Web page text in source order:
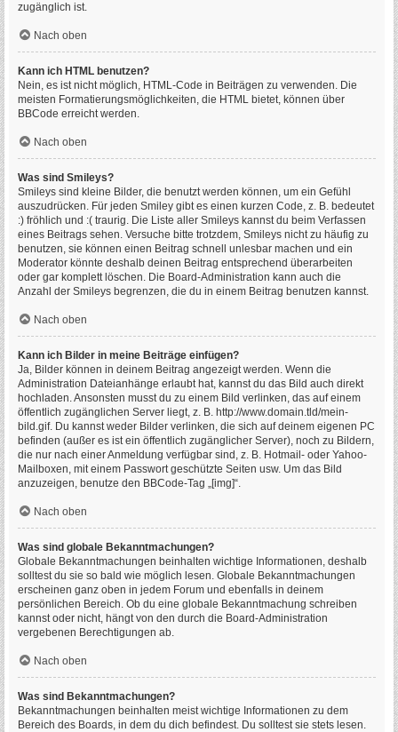
zugänglich ist.
Nach oben
Kann ich HTML benutzen?
Nein, es ist nicht möglich, HTML-Code in Beiträgen zu verwenden. Die
meisten Formatierungsmöglichkeiten, die HTML bietet, können über
BBCode erreicht werden.
Nach oben
Was sind Smileys?
Smileys sind kleine Bilder, die benutzt werden können, um ein Gefühl
auszudrücken. Für jeden Smiley gibt es einen kurzen Code, z. B. bedeutet
:) fröhlich und :( traurig. Die Liste aller Smileys kannst du beim Verfassen
eines Beitrags sehen. Versuche bitte trotzdem, Smileys nicht zu häufig zu
benutzen, sie können einen Beitrag schnell unlesbar machen und ein
Moderator könnte deshalb deinen Beitrag entsprechend überarbeiten
oder gar komplett löschen. Die Board-Administration kann auch die
Anzahl der Smileys begrenzen, die du in einem Beitrag benutzen kannst.
Nach oben
Kann ich Bilder in meine Beiträge einfügen?
Ja, Bilder können in deinem Beitrag angezeigt werden. Wenn die
Administration Dateianhänge erlaubt hat, kannst du das Bild auch direkt
hochladen. Ansonsten musst du zu einem Bild verlinken, das auf einem
öffentlich zugänglichen Server liegt, z. B. http://www.domain.tld/mein-
bild.gif. Du kannst weder Bilder verlinken, die sich auf deinem eigenen PC
befinden (außer es ist ein öffentlich zugänglicher Server), noch zu Bildern,
die nur nach einer Anmeldung verfügbar sind, z. B. Hotmail- oder Yahoo-
Mailboxen, mit einem Passwort geschützte Seiten usw. Um das Bild
anzuzeigen, benutze den BBCode-Tag „[img]“.
Nach oben
Was sind globale Bekanntmachungen?
Globale Bekanntmachungen beinhalten wichtige Informationen, deshalb
solltest du sie so bald wie möglich lesen. Globale Bekanntmachungen
erscheinen ganz oben in jedem Forum und ebenfalls in deinem
persönlichen Bereich. Ob du eine globale Bekanntmachung schreiben
kannst oder nicht, hängt von den durch die Board-Administration
vergebenen Berechtigungen ab.
Nach oben
Was sind Bekanntmachungen?
Bekanntmachungen beinhalten meist wichtige Informationen zu dem
Bereich des Boards, in dem du dich befindest. Du solltest sie stets lesen.